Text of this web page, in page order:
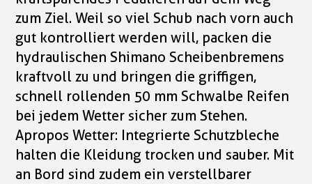
zum Ziel. Weil so viel Schub nach vorn auch
gut kontrolliert werden will, packen die
hydraulischen Shimano Scheibenbremens
kraftvoll zu und bringen die griffigen,
schnell rollenden 50 mm Schwalbe Reifen
bei jedem Wetter sicher zum Stehen.
Apropos Wetter: Integrierte Schutzbleche
halten die Kleidung trocken und sauber. Mit
an Bord sind zudem ein verstellbarer